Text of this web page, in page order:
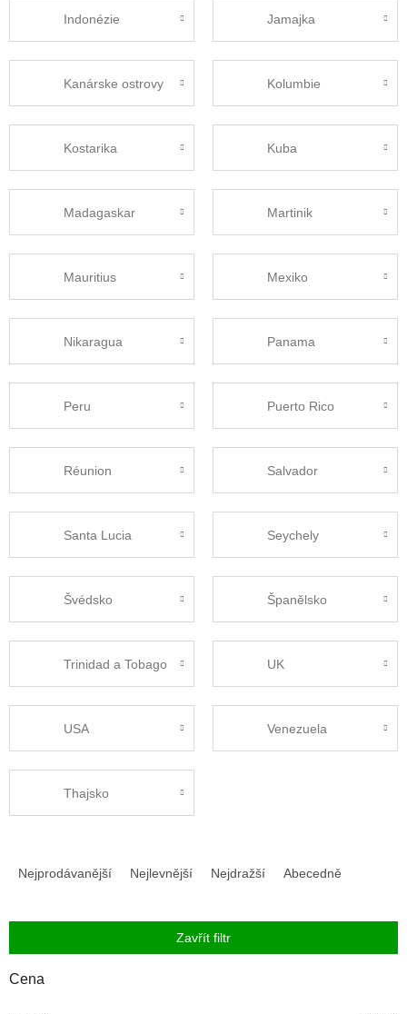
Indonézie Jamajka
Kanárske ostrovy Kolumbie
Kostarika Kuba
Madagaskar Martinik
Mauritius Mexiko
Nikaragua Panama
Peru Puerto Rico
Réunion Salvador
Santa Lucia Seychely
Švédsko Španělsko
Trinidad a Tobago UK
USA Venezuela
Thajsko
í
p
Nejprodávanější Nejlevnější Nejdražší Abecedně
Zavřít filtr
Cena